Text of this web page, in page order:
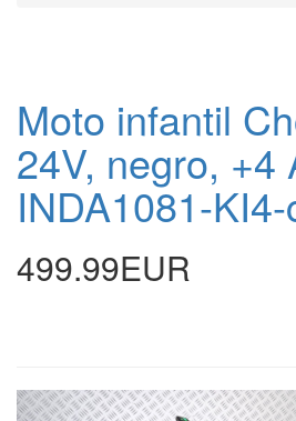
Moto infantil
24V, negro, +4
INDA1081-
499.99EUR